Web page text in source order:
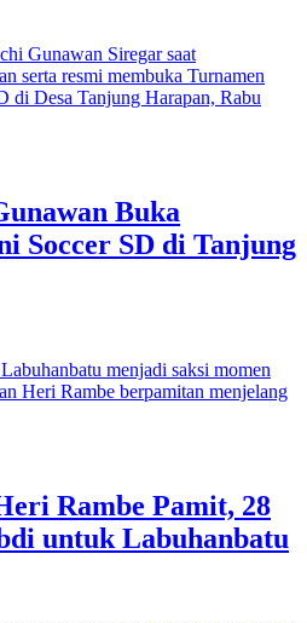
Buka
Soccer SD di Tanjung
Rambe Pamit, 28
untuk Labuhanbatu